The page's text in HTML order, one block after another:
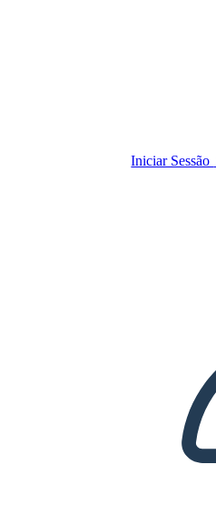
Iniciar Sessão
antirazzismo